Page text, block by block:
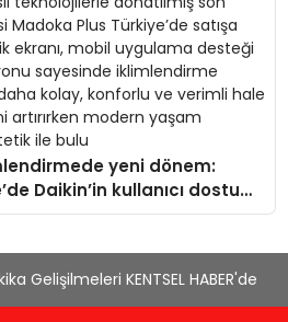
yeni dönem:
dostu
Madoka ailesinin yeni nesil
mobil uygulama desteği
sayesinde
Gelişilmeleri KENTSEL HABER'de